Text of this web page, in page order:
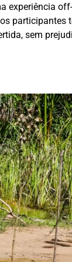
experiência
participantes
sem